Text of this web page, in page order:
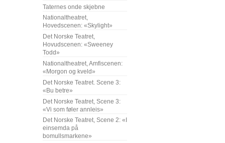
Taternes onde skjebne
Nationaltheatret,
Hovedscenen: «Skylight»
Det Norske Teatret,
Hovudscenen: «Sweeney
Todd»
Nationaltheatret, Amfiscenen:
«Morgon og kveld»
Det Norske Teatret. Scene 3:
«Bu betre»
Det Norske Teatret, Scene 3:
«Vi som føler annleis»
Det Norske Teatret, Scene 2: «I
einsemda på
bomullsmarkene»